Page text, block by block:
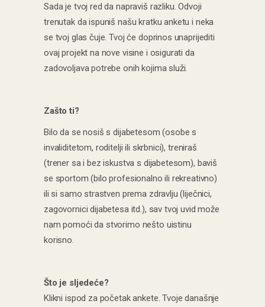
Sada je tvoj red da napraviš razliku. Odvoji
trenutak da ispuniš našu kratku anketu i neka
se tvoj glas čuje. Tvoj će doprinos unaprijediti
ovaj projekt na nove visine i osigurati da
zadovoljava potrebe onih kojima služi.
Zašto ti?
Bilo da se nosiš s dijabetesom (osobe s
invaliditetom, roditelji ili skrbnici), treniraš
(trener sa i bez iskustva s dijabetesom), baviš
se sportom (bilo profesionalno ili rekreativno)
ili si samo strastven prema zdravlju (liječnici,
zagovornici dijabetesa itd.), sav tvoj uvid može
nam pomoći da stvorimo nešto uistinu
korisno.
Što je sljedeće?
Klikni ispod za početak ankete. Tvoje današnje